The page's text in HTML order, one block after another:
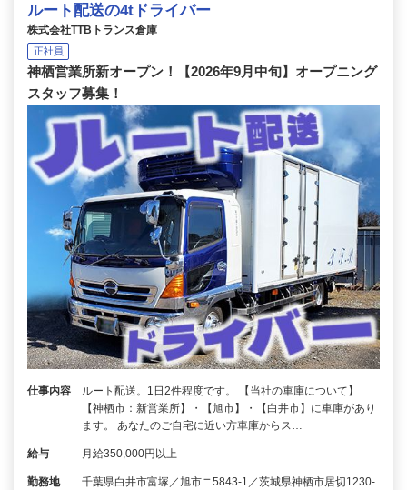
ルート配送の4tドライバー
株式会社TTBトランス倉庫
正社員
神栖営業所新オープン！【2026年9月中旬】オープニング
スタッフ募集！
仕事内容
ルート配送。1日2件程度です。 【当社の車庫について】
【神栖市：新営業所】・【旭市】・【白井市】に車庫があり
ます。 あなたのご自宅に近い方車庫からス…
給与 月給350,000円以上
勤務地
千葉県白井市富塚／旭市ニ5843‐1／茨城県神栖市居切1230‐